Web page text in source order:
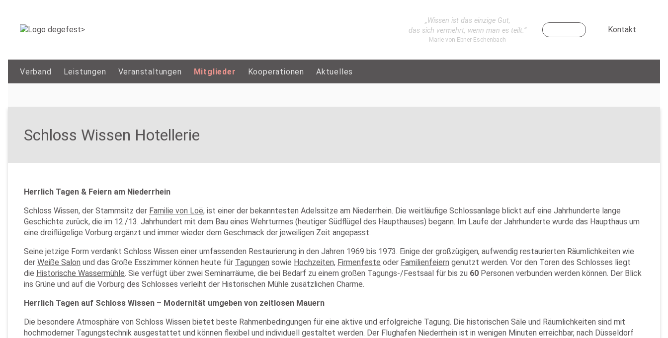
„Wissen ist das einzige Gut,
das sich vermehrt, wenn man es teilt.“
Marie von Ebner-Eschenbach
Kontakt
Verband Leistungen Veranstaltungen Mitglieder Kooperationen Aktuelles
Schloss Wissen Hotellerie
Herrlich Tagen & Feiern am Niederrhein
Schloss Wissen, der Stammsitz der Familie von Loë, ist einer der bekanntesten Adelssitze am Niederrhein. Die weitläufige Schlossanlage blickt auf eine Jahrhunderte lange
Geschichte zurück, die im 12./13. Jahrhundert mit dem Bau eines Wehrturmes (heutiger Südflügel des Haupthauses) begann. Im Laufe der Jahrhunderte wurde das Haupthaus um
eine dreiflügelige Vorburg ergänzt und immer wieder dem Geschmack der jeweiligen Zeit angepasst.
Seine jetzige Form verdankt Schloss Wissen einer umfassenden Restaurierung in den Jahren 1969 bis 1973. Einige der großzügigen, aufwendig restaurierten Räumlichkeiten wie
der Weiße Salon und das Große Esszimmer können heute für Tagungen sowie Hochzeiten, Firmenfeste oder Familienfeiern genutzt werden. Vor den Toren des Schlosses liegt
die Historische Wassermühle. Sie verfügt über zwei Seminarräume, die bei Bedarf zu einem großen Tagungs-/Festsaal für bis zu 60 Personen verbunden werden können. Der Blick
ins Grüne und auf die Vorburg des Schlosses verleiht der Historischen Mühle zusätzlichen Charme.
Herrlich Tagen auf Schloss Wissen – Modernität umgeben von zeitlosen Mauern
Die besondere Atmosphäre von Schloss Wissen bietet beste Rahmenbedingungen für eine aktive und erfolgreiche Tagung. Die historischen Säle und Räumlichkeiten sind mit
hochmoderner Tagungstechnik ausgestattet und können flexibel und individuell gestaltet werden. Der Flughafen Niederrhein ist in wenigen Minuten erreichbar, nach Düsseldorf